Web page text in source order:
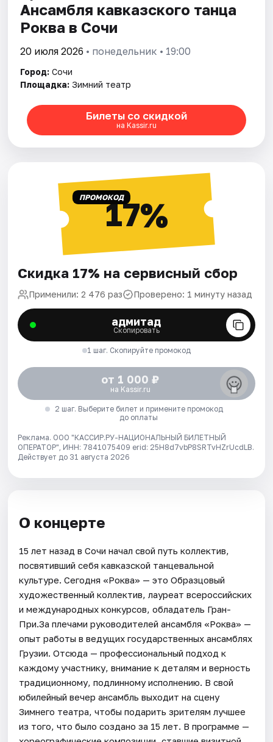
Артисты
Ансамбля кавказского танца
Роква в Сочи
20 июля 2026 • понедельник • 19:00
Город: Сочи
Площадка: Зимний театр
Билеты со скидкой
на Kassir.ru
ПРОМОКОД17%
Скидка 17% на сервисный сбор
Применили: 2 476 раз Проверено: 1 минуту назад
адмитад
Скопировать
1 шаг. Скопируйте промокод
от 1 000 ₽
на Kassir.ru
2 шаг. Выберите билет и примените промокод
до оплаты
Реклама. ООО "КАССИР.РУ-НАЦИОНАЛЬНЫЙ БИЛЕТНЫЙ
ОПЕРАТОР", ИНН: 7841075409 erid: 25H8d7vbP8SRTvHZrUcdLB.
Действует до 31 августа 2026
О концерте
15 лет назад в Сочи начал свой путь коллектив,
посвятивший себя кавказской танцевальной
культуре. Сегодня «Роква» — это Образцовый
художественный коллектив, лауреат всероссийских
и международных конкурсов, обладатель Гран-
При.За плечами руководителей ансамбля «Роква» —
опыт работы в ведущих государственных ансамблях
Грузии. Отсюда — профессиональный подход к
каждому участнику, внимание к деталям и верность
традиционному, подлинному исполнению. В свой
юбилейный вечер ансамбль выходит на сцену
Зимнего театра, чтобы подарить зрителям лучшее
из того, что было создано за 15 лет. В программе —